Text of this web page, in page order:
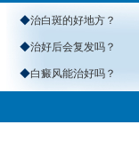
◆治白斑的好地方？
◆治好后会复发吗？
◆白癜风能治好吗？